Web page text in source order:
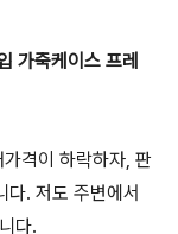
가죽케이스 프레
격이 하락하자, 판
다. 저도 주변에서
다.